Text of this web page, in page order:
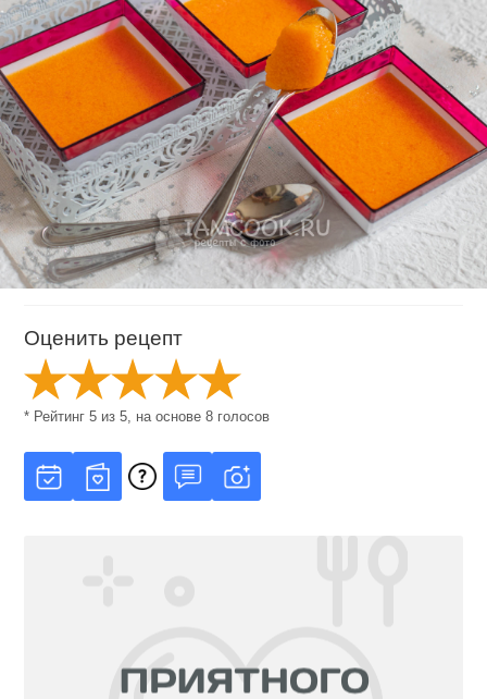
Оценить рецепт
* Рейтинг5 из5 , на основе8 голосов